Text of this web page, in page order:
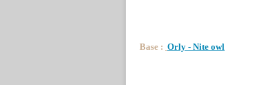
Base : Orly - Nite owl